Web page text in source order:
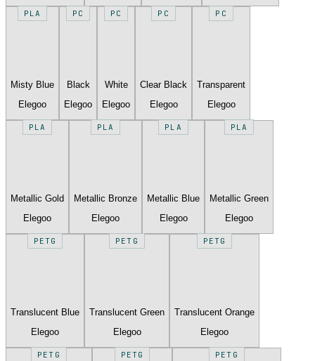
PLA
Misty Blue
Elegoo
PC
Black
Elegoo
PC
White
Elegoo
PC
Clear Black
Elegoo
PC
Transparent
Elegoo
PLA
Metallic Gold
Elegoo
PLA
Metallic Bronze
Elegoo
PLA
Metallic Blue
Elegoo
PLA
Metallic Green
Elegoo
PETG
Translucent Blue
Elegoo
PETG
Translucent Green
Elegoo
PETG
Translucent Orange
Elegoo
PETG PETG PETG